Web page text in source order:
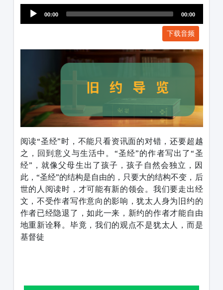
Player
00:00 00:00
下载音频
阅读“圣经”时，不能只看资讯面的对错，还要超越
之，回到意义与生活中。“圣经”的作者写出了“圣
经”，就像父母生出了孩子，孩子自然会独立，因
此，“圣经”的结构是自由的，只要大的结构不变，后
世的人阅读时，才可能有新的领会。我们要走出经
文，不受作者写作意向的影响，犹太人身为旧约的
作者已经隐退了，如此一来，新约的作者才能自由
地重新诠释。毕竟，我们的观点不是犹太人，而是
基督徒